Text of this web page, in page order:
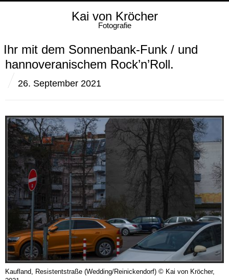
Kai von Kröcher
Fotografie
Ihr mit dem Sonnenbank-Funk / und
hannoveranischem Rock’n’Roll.
26. September 2021
Kaufland, Resistentstraße (Wedding/Reinickendorf) © Kai von Kröcher,